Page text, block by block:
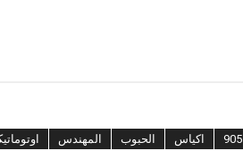
905 اكياس الحبوب المهندس